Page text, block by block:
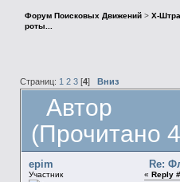
Форум Поисковых Движений> X-
роты...
Страниц: 1 2 3[4] Вниз
Автор
(Прочитано
epim
Участник
Re:
« Reply